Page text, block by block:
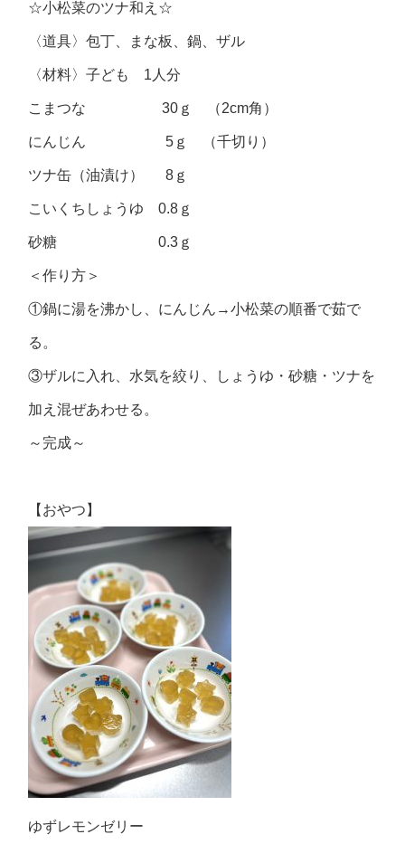
☆小松菜のツナ和え☆
〈道具〉包丁、まな板、鍋、ザル
〈材料〉子ども 1人分
こまつな 30ｇ （2cm角）
にんじん 5ｇ （千切り）
ツナ缶（油漬け） 8ｇ
こいくちしょうゆ 0.8ｇ
砂糖 0.3ｇ
＜作り方＞
①鍋に湯を沸かし、にんじん→小松菜の順番で茹で
る。
③ザルに入れ、水気を絞り、しょうゆ・砂糖・ツナを
加え混ぜあわせる。
～完成～
【おやつ】
ゆずレモンゼリー